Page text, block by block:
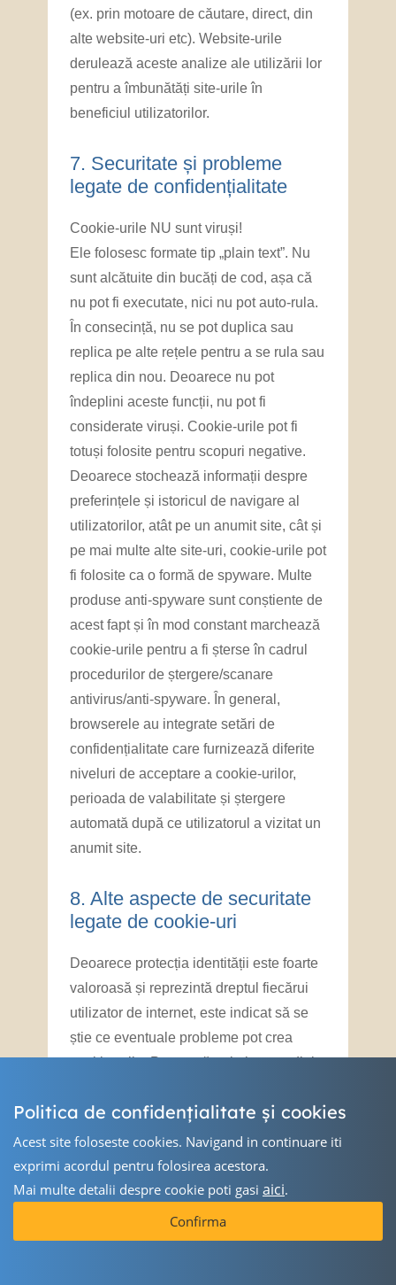
(ex. prin motoare de căutare, direct, din
alte website-uri etc). Website-urile
derulează aceste analize ale utilizării lor
pentru a îmbunătăți site-urile în
beneficiul utilizatorilor.
7. ​Securitate și probleme
legate de confidențialitate
Cookie-urile NU sunt viruși!
Ele folosesc formate tip „plain text”. Nu
sunt alcătuite din bucăți de cod, așa că
nu pot fi executate, nici nu pot auto-rula.
În consecință, nu se pot duplica sau
replica pe alte rețele pentru a se rula sau
replica din nou. Deoarece nu pot
îndeplini aceste funcții, nu pot fi
considerate viruși. Cookie-urile pot fi
totuși folosite pentru scopuri negative.
Deoarece stochează informații despre
preferințele și istoricul de navigare al
utilizatorilor, atât pe un anumit site, cât și
pe mai multe alte site-uri, cookie-urile pot
fi folosite ca o formă de spyware. Multe
produse anti-spyware sunt conștiente de
acest fapt și în mod constant marchează
cookie-urile pentru a fi șterse în cadrul
procedurilor de ștergere/scanare
antivirus/anti-spyware. În general,
browserele au integrate setări de
confidențialitate care furnizează diferite
niveluri de acceptare a cookie-urilor,
perioada de valabilitate și ștergere
automată după ce utilizatorul a vizitat un
anumit site.
8. ​Alte aspecte de securitate
legate de cookie-uri
Deoarece protecția identității este foarte
valoroasă și reprezintă dreptul fiecărui
utilizator de internet, este indicat să se
știe ce eventuale probleme pot crea
cookie-urile. Pentru că, prin intermediul
ambele sensuri, informații între browser
și website, dacă un atacator sau o
persoană neautorizată intervine în
parcursul de transmitere a datelor,
Politica de confidențialitate și cookies
Acest site foloseste cookies. Navigand in continuare iti
exprimi acordul pentru folosirea acestora.
Mai multe detalii despre cookie poti gasi aici.
Confirma